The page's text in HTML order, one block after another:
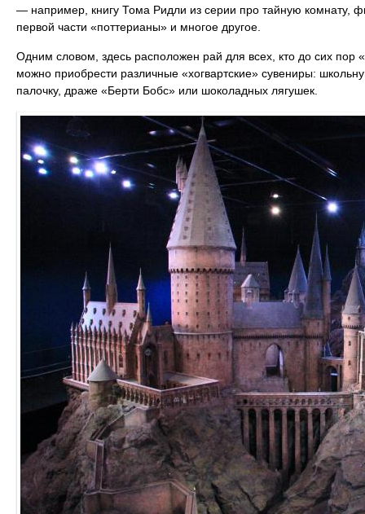
— например, книгу Тома Ридли из серии про тайную комнату,
первой части «поттерианы» и многое другое.
Одним словом, здесь расположен рай для всех, кто до сих пор
можно приобрести различные «хогвартские» сувениры:
палочку, драже «Берти Бобс» или шоколадных лягушек.